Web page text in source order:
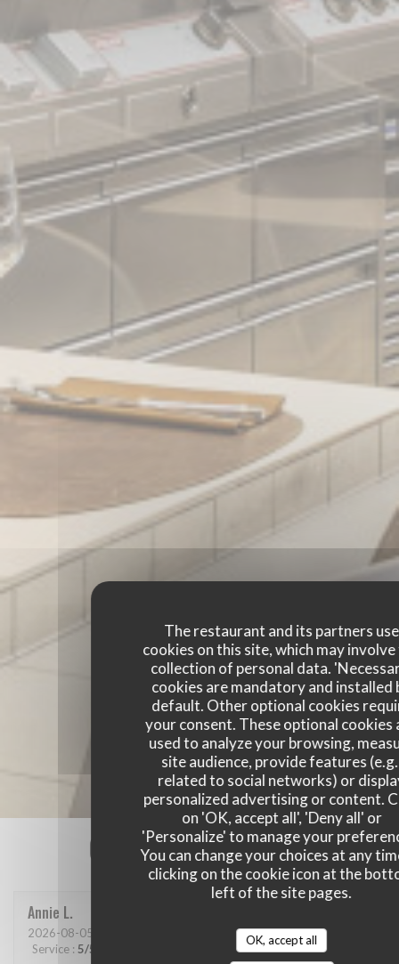
The restaurant and its partners use
cookies on this site, which may
collection of personal data.
cookies are mandatory and installed
default. Other optional cookies
your consent. These optional cookies
used to analyze your browsing,
site audience, provide features
related to social networks) or
personalized advertising or content.
on 'OK, accept all', 'Deny all' or
'Personalize' to manage your
You can change your choices at any
clicking on the cookie icon at the
left of the site pages.
OK, accept all
Our customer ratings
Annie L
2026-08-05
Service : 5/5 /5 Value:4/5